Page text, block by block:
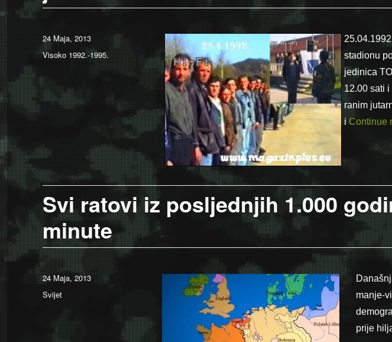
stadionu
jedinica
12.00 sati
ranim
i Continue
Posted
on
24 Maja, 2013
Categories
Visoko 1992.-1995.
Svi ratovi iz posljednjih 1.000
minute
manje-
prije
Posted
on
24 Maja, 2013
Categories
Svijet